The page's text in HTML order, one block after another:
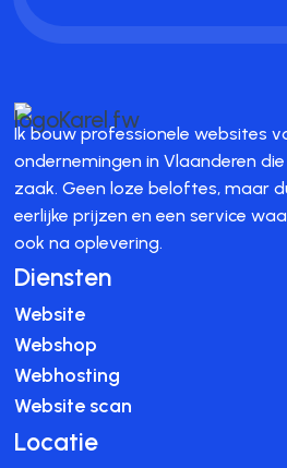
Ik bouw professionele websites
ondernemingen in Vlaanderen
zaak. Geen loze beloftes, maar
eerlijke prijzen en een service
ook na oplevering.
Diensten
Website
Webshop
Webhosting
Website scan
Locatie